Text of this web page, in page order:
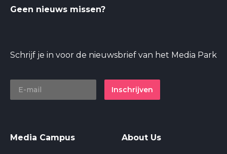
Geen nieuws missen?
Schrijf je in voor de nieuwsbrief van het Media Park
Inschrijven
Media Campus About Us